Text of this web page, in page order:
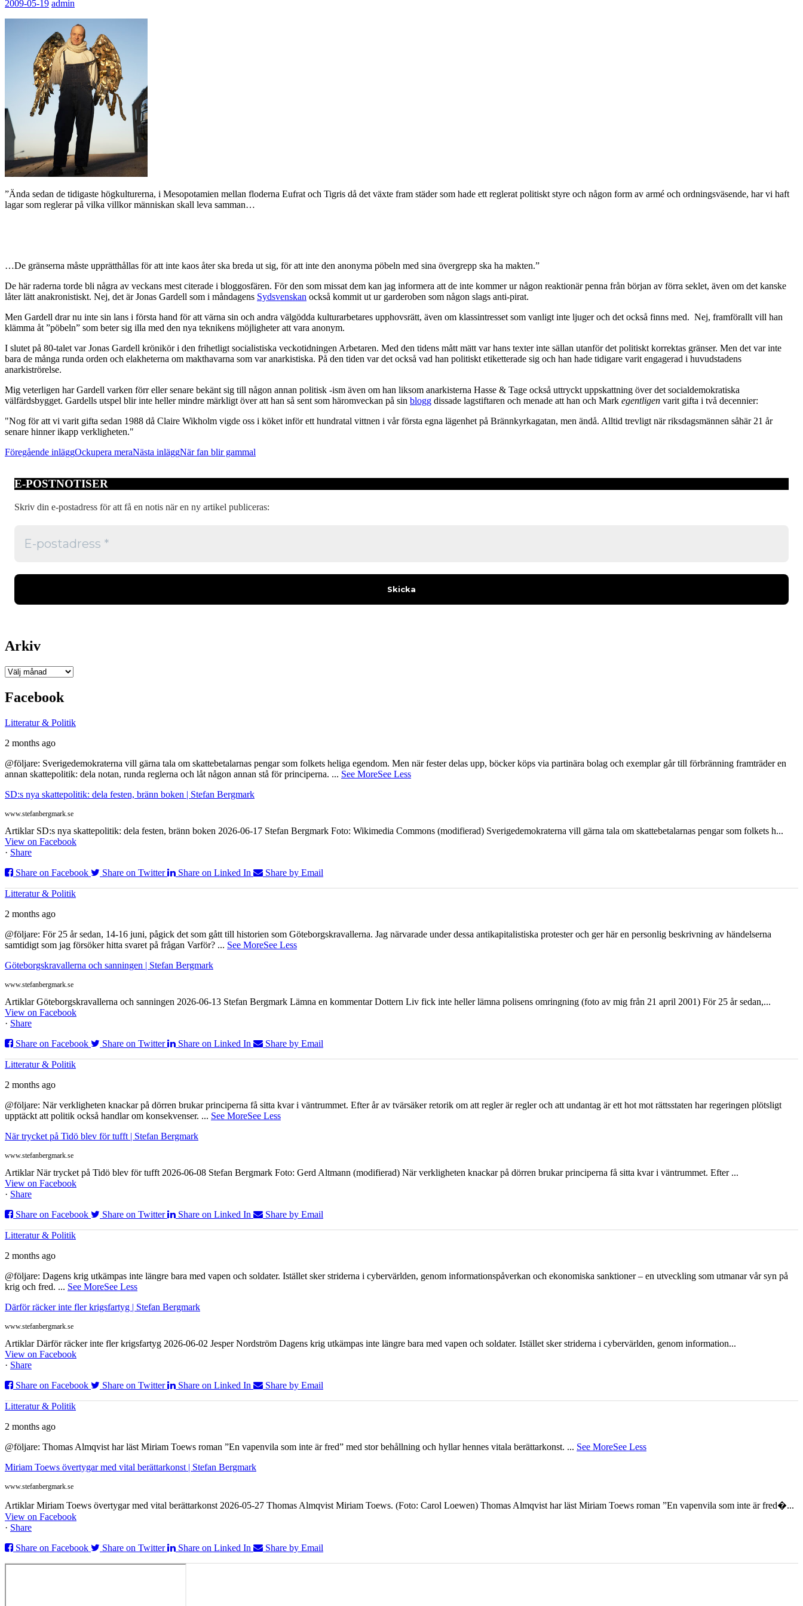
2009-05-19 admin
”Ända sedan de tidigaste högkulturerna, i Mesopotamien mellan floderna Eufrat och Tigris då det växte fram städer som hade ett reglerat politiskt styre och någon form av armé och ordningsväsende, har vi haft
lagar som reglerar på vilka villkor människan skall leva samman…
…De gränserna måste upprätthållas för att inte kaos åter ska breda ut sig, för att inte den anonyma pöbeln med sina övergrepp ska ha makten.”
De här raderna torde bli några av veckans mest citerade i bloggosfären. För den som missat dem kan jag informera att de inte kommer ur någon reaktionär penna från början av förra seklet, även om det kanske
låter lätt anakronistiskt. Nej, det är Jonas Gardell som i måndagens Sydsvenskan också kommit ut ur garderoben som någon slags anti-pirat.
Men Gardell drar nu inte sin lans i första hand för att värna sin och andra välgödda kulturarbetares upphovsrätt, även om klassintresset som vanligt inte ljuger och det också finns med. Nej, framförallt vill han
klämma åt ”pöbeln” som beter sig illa med den nya teknikens möjligheter att vara anonym.
I slutet på 80-talet var Jonas Gardell krönikör i den frihetligt socialistiska veckotidningen Arbetaren. Med den tidens mått mätt var hans texter inte sällan utanför det politiskt korrektas gränser. Men det var inte
bara de många runda orden och elakheterna om makthavarna som var anarkistiska. På den tiden var det också vad han politiskt etiketterade sig och han hade tidigare varit engagerad i huvudstadens
anarkiströrelse.
Mig veterligen har Gardell varken förr eller senare bekänt sig till någon annan politisk -ism även om han liksom anarkisterna Hasse & Tage också uttryckt uppskattning över det socialdemokratiska
välfärdsbygget. Gardells utspel blir inte heller mindre märkligt över att han så sent som häromveckan på sin blogg dissade lagstiftaren och menade att han och Mark egentligen varit gifta i två decennier:
"Nog för att vi varit gifta sedan 1988 då Claire Wikholm vigde oss i köket inför ett hundratal vittnen i vår första egna lägenhet på Brännkyrkagatan, men ändå. Alltid trevligt när riksdagsmännen såhär 21 år
senare hinner ikapp verkligheten."
Inläggsnavigering
Föregående inläggOckupera meraNästa inläggNär fan blir gammal
E-POSTNOTISER
Skriv din e-postadress för att få en notis när en ny artikel publiceras:
Arkiv
Arkiv
Facebook
Litteratur & Politik
2 months ago
@följare: Sverigedemokraterna vill gärna tala om skattebetalarnas pengar som folkets heliga egendom. Men när fester delas upp, böcker köps via partinära bolag och exemplar går till förbränning framträder en
annan skattepolitik: dela notan, runda reglerna och låt någon annan stå för principerna. ... See MoreSee Less
SD:s nya skattepolitik: dela festen, bränn boken | Stefan Bergmark
www.stefanbergmark.se
Artiklar SD:s nya skattepolitik: dela festen, bränn boken 2026-06-17 Stefan Bergmark Foto: Wikimedia Commons (modifierad) Sverigedemokraterna vill gärna tala om skattebetalarnas pengar som folkets h...
View on Facebook
· Share
Share on Facebook
Share on Twitter Share on Linked In Share by Email
Litteratur & Politik
2 months ago
@följare: För 25 år sedan, 14-16 juni, pågick det som gått till historien som Göteborgskravallerna. Jag närvarade under dessa antikapitalistiska protester och ger här en personlig beskrivning av händelserna
samtidigt som jag försöker hitta svaret på frågan Varför? ... See MoreSee Less
Göteborgskravallerna och sanningen | Stefan Bergmark
www.stefanbergmark.se
Artiklar Göteborgskravallerna och sanningen 2026-06-13 Stefan Bergmark Lämna en kommentar Dottern Liv fick inte heller lämna polisens omringning (foto av mig från 21 april 2001) För 25 år sedan,...
View on Facebook
· Share
Share on Facebook
Share on Twitter Share on Linked In Share by Email
Litteratur & Politik
2 months ago
@följare: När verkligheten knackar på dörren brukar principerna få sitta kvar i väntrummet. Efter år av tvärsäker retorik om att regler är regler och att undantag är ett hot mot rättsstaten har regeringen plötsligt
upptäckt att politik också handlar om konsekvenser. ... See MoreSee Less
När trycket på Tidö blev för tufft | Stefan Bergmark
www.stefanbergmark.se
Artiklar När trycket på Tidö blev för tufft 2026-06-08 Stefan Bergmark Foto: Gerd Altmann (modifierad) När verkligheten knackar på dörren brukar principerna få sitta kvar i väntrummet. Efter ...
View on Facebook
· Share
Share on Facebook
Share on Twitter Share on Linked In Share by Email
Litteratur & Politik
2 months ago
@följare: Dagens krig utkämpas inte längre bara med vapen och soldater. Istället sker striderna i cybervärlden, genom informationspåverkan och ekonomiska sanktioner – en utveckling som utmanar vår syn på
krig och fred. ... See MoreSee Less
Därför räcker inte fler krigsfartyg | Stefan Bergmark
www.stefanbergmark.se
Artiklar Därför räcker inte fler krigsfartyg 2026-06-02 Jesper Nordström Dagens krig utkämpas inte längre bara med vapen och soldater. Istället sker striderna i cybervärlden, genom information...
View on Facebook
· Share
Share on Facebook
Share on Twitter Share on Linked In Share by Email
Litteratur & Politik
2 months ago
@följare: Thomas Almqvist har läst Miriam Toews roman ”En vapenvila som inte är fred” med stor behållning och hyllar hennes vitala berättarkonst. ... See MoreSee Less
Miriam Toews övertygar med vital berättarkonst | Stefan Bergmark
www.stefanbergmark.se
Artiklar Miriam Toews övertygar med vital berättarkonst 2026-05-27 Thomas Almqvist Miriam Toews. (Foto: Carol Loewen) Thomas Almqvist har läst Miriam Toews roman ”En vapenvila som inte är fred�...
View on Facebook
· Share
Share on Facebook
Share on Twitter Share on Linked In Share by Email